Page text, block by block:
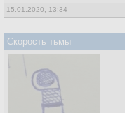
15.01.2020, 13:34
Скорость тьмы